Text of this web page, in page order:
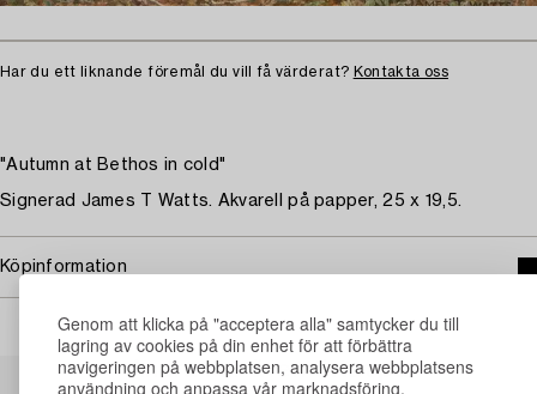
Genom att klicka på "acceptera alla" samtycker du till
lagring av cookies på din enhet för att förbättra
navigeringen på webbplatsen, analysera webbplatsens
användning och anpassa vår marknadsföring.
Har du ett liknande föremål du vill få värderat? Kontakta oss
"Autumn at Bethos in cold"
Signerad James T Watts. Akvarell på papper, 25 x 19,5.
Köpinformation
Andra har även tittat på